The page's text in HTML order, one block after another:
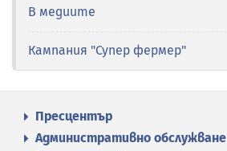
В медиите
Кампания "Супер фермер"
Пресцентър
Административно обслужване